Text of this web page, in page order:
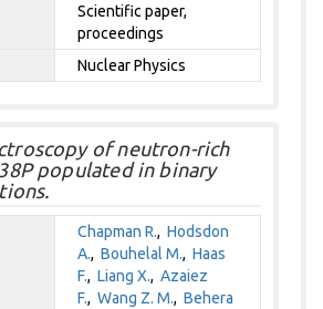
Scientific paper,
proceedings
Nuclear Physics
of neutron-rich
populated in binary
Chapman R.,Hodsdon
A.,Bouhelal M.,Haas
F.,Liang X.,Azaiez
F.,Wang Z. M.,Behera